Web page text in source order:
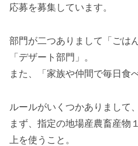
応募を募集しています。
部門が二つありまして「ごは
「デザート部門」。
また、「家族や仲間で毎日食
ルールがいくつかありまして、
まず、指定の地場産農畜産物
上を使うこと。